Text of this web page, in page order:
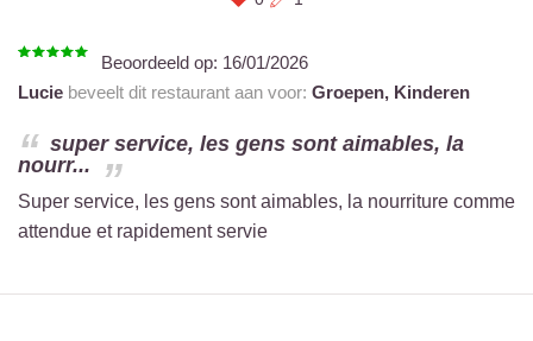
Beoordeeld op: 16/01/2026
Lucie beveelt dit restaurant aan voor: Groepen, Kinderen
super service, les gens sont aimables, la
nourr...
Super service, les gens sont aimables, la nourriture comme
attendue et rapidement servie